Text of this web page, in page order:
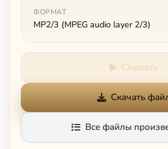
ФОРМАТ
MP2/3 (MPEG audio layer 2/3)
Слушать
Скачать
Все файлы